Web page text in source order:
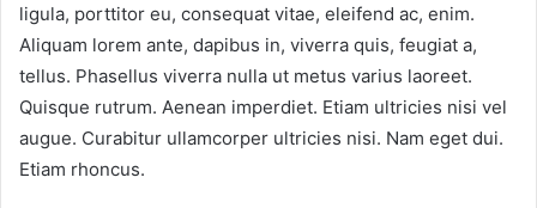
ligula, porttitor eu, consequat vitae, eleifend ac, enim.
Aliquam lorem ante, dapibus in, viverra quis, feugiat a,
tellus. Phasellus viverra nulla ut metus varius laoreet.
Quisque rutrum. Aenean imperdiet. Etiam ultricies nisi vel
augue. Curabitur ullamcorper ultricies nisi. Nam eget dui.
Etiam rhoncus.